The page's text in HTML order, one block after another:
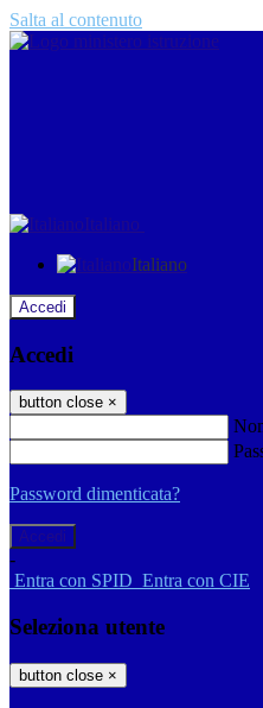
Salta al contenuto
Italiano
Italiano
Accedi
Accedi
button close ×
Password dimenticata?
-
Entra con SPID Entra con CIE
Seleziona utente
button close ×